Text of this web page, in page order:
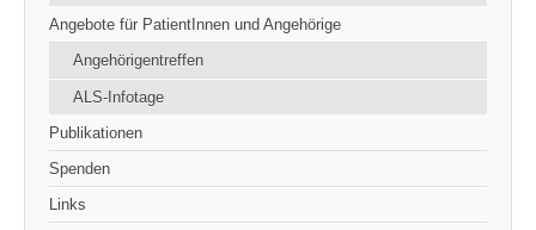
Angebote für PatientInnen und Angehörige
Angehörigentreffen
ALS-Infotage
Publikationen
Spenden
Links